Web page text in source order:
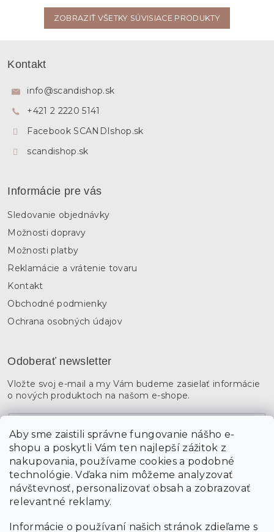
Aby sme zaistili správne fungovanie nášho e-
shopu a poskytli Vám ten najlepší zážitok z
nakupovania, používame cookies a podobné
technológie. Vďaka nim môžeme analyzovať
návštevnosť, personalizovať obsah a zobrazovať
relevantné reklamy.
Informácie o používaní našich stránok zdieľame s
ZOBRAZIŤ VŠETKY SÚVISIACE PRODUKTY
Kontakt
info@scandishop.sk
+421 2 2220 5141
Facebook SCANDIshop.sk
scandishop.sk
Informácie pre vás
Sledovanie objednávky
Možnosti dopravy
Možnosti platby
Reklamácie a vrátenie tovaru
Kontakt
Obchodné podmienky
Ochrana osobných údajov
Odoberať newsletter
Vložte svoj e-mail a my Vám budeme zasielať informácie
o nových produktoch na našom e-shope.
Vložením údajov súhlasíte s podmienkami ochrany
osobných údajov
PRIHLÁSIŤ SA